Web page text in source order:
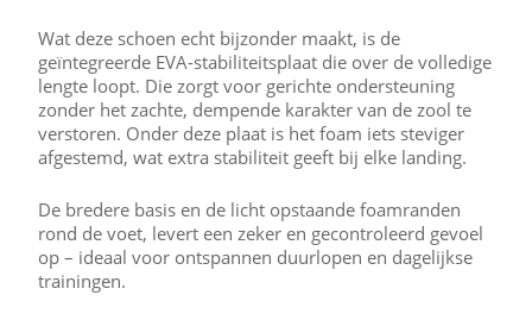
Wat deze schoen echt bijzonder maakt, is de
geïntegreerde EVA-stabiliteitsplaat die over de volledige
lengte loopt. Die zorgt voor gerichte ondersteuning
zonder het zachte, dempende karakter van de zool te
verstoren. Onder deze plaat is het foam iets steviger
afgestemd, wat extra stabiliteit geeft bij elke landing.
De bredere basis en de licht opstaande foamranden
rond de voet, levert een zeker en gecontroleerd gevoel
op – ideaal voor ontspannen duurlopen en dagelijkse
trainingen.